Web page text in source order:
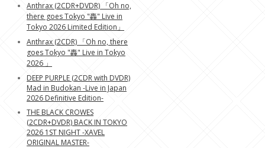
Anthrax (2CDR+DVDR) 「Oh no,
there goes Tokyo "轟" Live in
Tokyo 2026 Limited Edition」
Anthrax (2CDR) 「Oh no, there
goes Tokyo "轟" Live in Tokyo
2026 」
DEEP PURPLE (2CDR with DVDR)
Mad in Budokan -Live in Japan
2026 Definitive Edition-
THE BLACK CROWES
(2CDR+DVDR) BACK IN TOKYO
2026 1ST NIGHT -XAVEL
ORIGINAL MASTER-